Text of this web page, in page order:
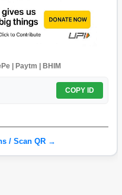
| Paytm | BHIM
COPY ID
/ Scan QR →